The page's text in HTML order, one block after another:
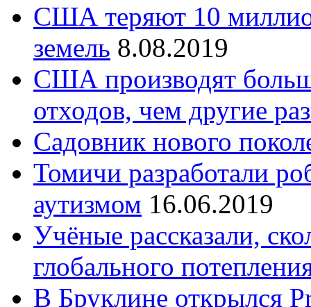
США теряют 10
земель 8.08.2019
США производят
отходов, чем другие
Садовник нового
Томичи разработали
аутизмом 16.06.2019
Учёные рассказали,
глобального
В Бруклине открылся